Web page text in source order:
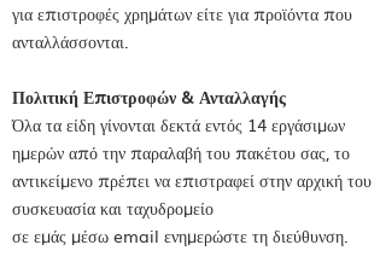
για επιστροφές χρημάτων είτε για προϊόντα που
ανταλλάσσονται.
Πολιτική Επιστροφών & Ανταλλαγής
Όλα τα είδη γίνονται δεκτά εντός 14 εργάσιμων
ημερών από την παραλαβή του πακέτου σας, το
αντικείμενο πρέπει να επιστραφεί στην αρχική του
συσκευασία και ταχυδρομείο
σε εμάς μέσω email ενημερώστε τη διεύθυνση.